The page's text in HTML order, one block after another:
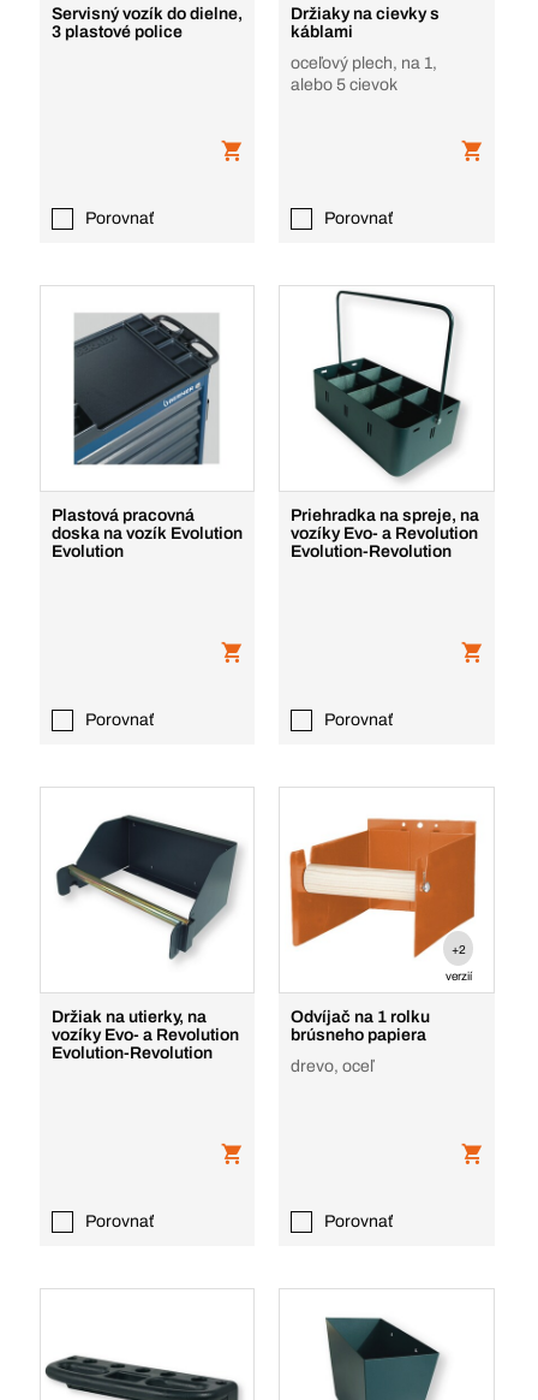
Servisný vozík do dielne,
3 plastové police
Porovnať
Držiaky na cievky s
káblami
oceľový plech, na 1,
alebo 5 cievok
Porovnať
Plastová pracovná
doska na vozík Evolution
Evolution
Porovnať
Priehradka na spreje, na
vozíky Evo- a Revolution
Evolution-Revolution
Porovnať
Držiak na utierky, na
vozíky Evo- a Revolution
Evolution-Revolution
Porovnať
+2
verzií
Odvíjač na 1 rolku
brúsneho papiera
drevo, oceľ
Porovnať